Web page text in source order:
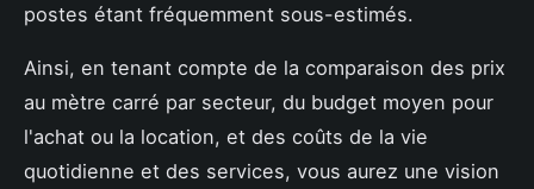
postes étant fréquemment sous-estimés.
Ainsi, en tenant compte de la comparaison des prix
au mètre carré par secteur, du budget moyen pour
l'achat ou la location, et des coûts de la vie
quotidienne et des services, vous aurez une vision